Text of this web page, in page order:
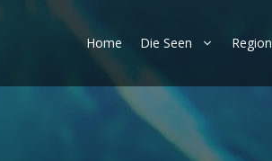
Home Die Seen Region